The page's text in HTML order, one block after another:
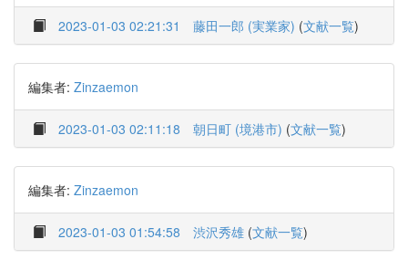
2023-01-03 02:21:31 藤田一郎 (実業家) (文献一覧)
編集者: Zinzaemon
2023-01-03 02:11:18 朝日町 (境港市) (文献一覧)
編集者: Zinzaemon
2023-01-03 01:54:58 渋沢秀雄 (文献一覧)